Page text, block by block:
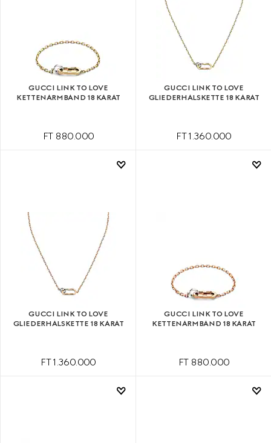
GUCCI LINK TO LOVE
KETTENARMBAND 18 KARAT
FT 880.000
GUCCI LINK TO LOVE
GLIEDERHALSKETTE 18 KARAT
FT 1.360.000
GUCCI LINK TO LOVE
GLIEDERHALSKETTE 18 KARAT
FT 1.360.000
GUCCI LINK TO LOVE
KETTENARMBAND 18 KARAT
FT 880.000